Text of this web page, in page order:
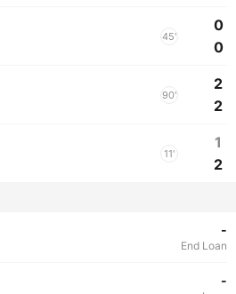
45'
0
0
90'
2
2
11'
1
2
-
End Loan
-